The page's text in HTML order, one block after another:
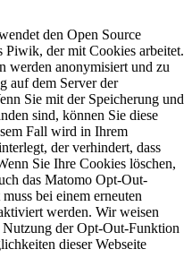
den Open Source
Piwik, der mit Cookies arbeitet.
werden anonymisiert und zu
auf dem Server der
Sie mit der Speicherung und
sind, können Sie diese
Fall wird in Ihrem
der verhindert, dass
Sie Ihre Cookies löschen,
das Matomo Opt-Out-
bei einem erneuten
werden. Wir weisen
der Opt-Out-Funktion
dieser Webseite